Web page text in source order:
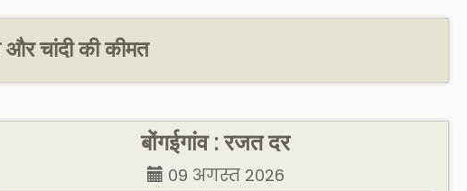
चांदी की कीमत
बोंगईगांव : रजत दर
09 अगस्त 2026